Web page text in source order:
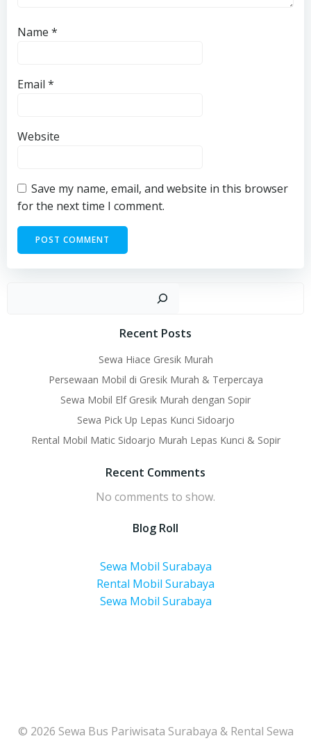
Name *
Email *
Website
Save my name, email, and website in this browser
for the next time I comment.
Recent Posts
Sewa Hiace Gresik Murah
Persewaan Mobil di Gresik Murah & Terpercaya
Sewa Mobil Elf Gresik Murah dengan Sopir
Sewa Pick Up Lepas Kunci Sidoarjo
Rental Mobil Matic Sidoarjo Murah Lepas Kunci & Sopir
Recent Comments
No comments to show.
Blog Roll
Sewa Mobil Surabaya
Rental Mobil Surabaya
Sewa Mobil Surabaya
© 2026 Sewa Bus Pariwisata Surabaya & Rental Sewa